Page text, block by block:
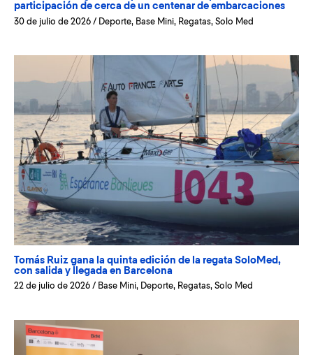
participación de cerca de un centenar de embarcaciones
30 de julio de 2026 / Deporte, Base Mini, Regatas, Solo Med
Tomás Ruiz gana la quinta edición de la regata SoloMed,
con salida y llegada en Barcelona
22 de julio de 2026 / Base Mini, Deporte, Regatas, Solo Med